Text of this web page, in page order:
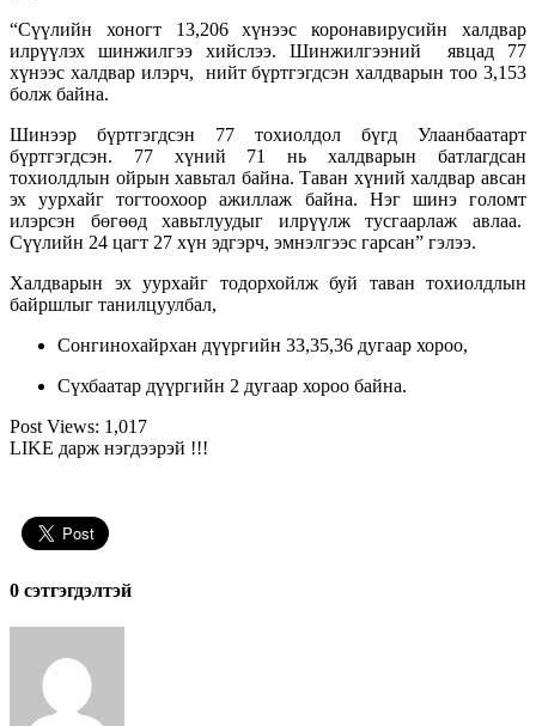
“Сүүлийн хоногт 13,206 хүнээс коронавирусийн халдвар
илрүүлэх шинжилгээ хийслээ. Шинжилгээний явцад 77
хүнээс халдвар илэрч, нийт бүртгэгдсэн халдварын тоо 3,153
болж байна.
Шинээр бүртгэгдсэн 77 тохиолдол бүгд Улаанбаатарт
бүртгэгдсэн. 77 хүний 71 нь халдварын батлагдсан
тохиолдлын ойрын хавьтал байна. Таван хүний халдвар авсан
эх уурхайг тогтоохоор ажиллаж байна. Нэг шинэ голомт
илэрсэн бөгөөд хавьтлуудыг илрүүлж тусгаарлаж авлаа.
Сүүлийн 24 цагт 27 хүн эдгэрч, эмнэлгээс гарсан” гэлээ.
Халдварын эх уурхайг тодорхойлж буй таван тохиолдлын
байршлыг танилцуулбал,
Сонгинохайрхан дүүргийн 33,35,36 дугаар хороо,
Сүхбаатар дүүргийн 2 дугаар хороо байна.
Post Views: 1,017
LIKE дарж нэгдээрэй !!!
0 cэтгэгдэлтэй